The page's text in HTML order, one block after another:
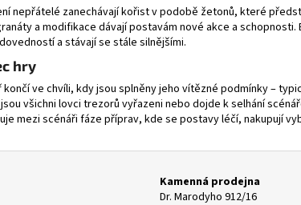
nepřátelé zanechávají kořist v podobě žetonů, které
a modifikace dávají postavám nové akce a
a stávají se stále silnějšími.
hry
končí ve chvíli, kdy jsou splněny jeho vítězné podmínky –
všichni lovci trezorů vyřazeni nebo dojde k selhání
mezi scénáři fáze příprav, kde se postavy léčí, nakupují
Kamenná prodejna
Dr. Marodyho 912/16